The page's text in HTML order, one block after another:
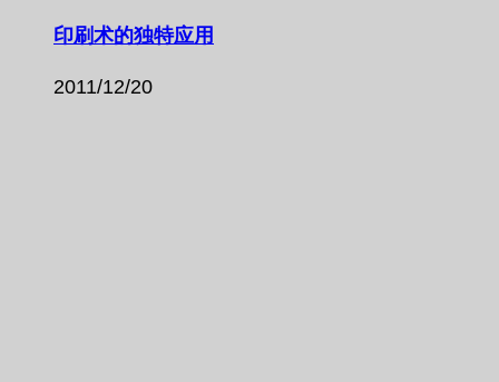
印刷术的独特应用
2011/12/20